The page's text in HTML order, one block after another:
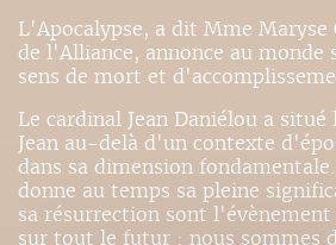
L'Apocalypse, a dit Mme Maryse
de l'Alliance, annonce au monde
sens de mort et
Le cardinal Jean Daniélou a situé
Jean au-delà d'un contexte
dans sa dimension
donne au temps sa pleine
sa résurrection sont
sur tout le futur : nous sommes